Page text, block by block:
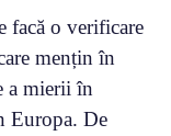
facă o verificare
mențin în
a mierii în
Europa. De